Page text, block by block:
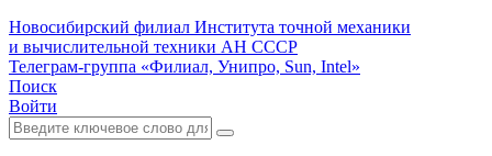
Новосибирский филиал Института точной механики
и вычислительной техники АН СССР
Телеграм-группа «Филиал, Унипро, Sun, Intel»
Поиск
Войти